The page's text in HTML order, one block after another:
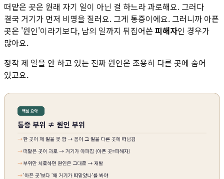
떠맡은 곳은 원래 자기 일이 아닌 걸 하느라 과로해요. 그러다
결국 거기가 먼저 비명을 질러요. 그게 통증이에요. 그러니까 아픈
곳은 '원인'이라기보다, 남의 일까지 뒤집어쓴 피해자인 경우가
많아요.
정작 제 일을 안 하고 있는 진짜 원인은 조용히 다른 곳에 숨어
있고요.